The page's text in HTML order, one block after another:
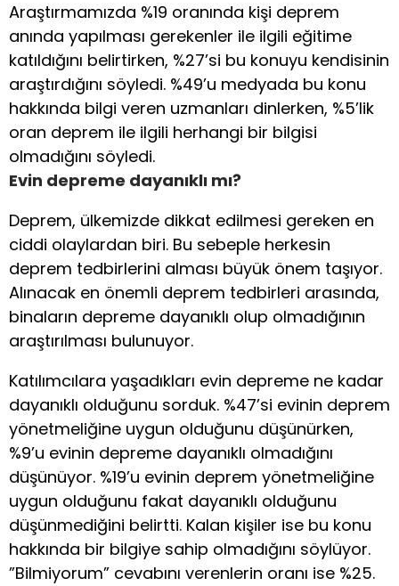
Araştırmamızda %19 oranında kişi deprem
anında yapılması gerekenler ile ilgili eğitime
katıldığını belirtirken, %27’si bu konuyu kendisinin
araştırdığını söyledi. %49’u medyada bu konu
hakkında bilgi veren uzmanları dinlerken, %5’lik
oran deprem ile ilgili herhangi bir bilgisi
olmadığını söyledi.
Evin depreme dayanıklı mı?
Deprem, ülkemizde dikkat edilmesi gereken en
ciddi olaylardan biri. Bu sebeple herkesin
deprem tedbirlerini alması büyük önem taşıyor.
Alınacak en önemli deprem tedbirleri arasında,
binaların depreme dayanıklı olup olmadığının
araştırılması bulunuyor.
Katılımcılara yaşadıkları evin depreme ne kadar
dayanıklı olduğunu sorduk. %47’si evinin deprem
yönetmeliğine uygun olduğunu düşünürken,
%9’u evinin depreme dayanıklı olmadığını
düşünüyor. %19’u evinin deprem yönetmeliğine
uygun olduğunu fakat dayanıklı olduğunu
düşünmediğini belirtti. Kalan kişiler ise bu konu
hakkında bir bilgiye sahip olmadığını söylüyor.
”Bilmiyorum” cevabını verenlerin oranı ise %25.